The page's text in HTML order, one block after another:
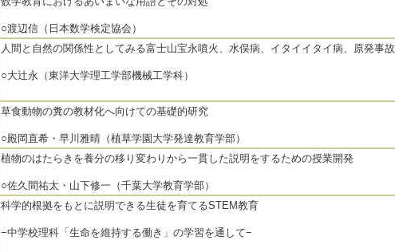
○渡辺信（日本数学検定協会）
人間と自然の関係性としてみる富士山宝永噴火、水俣病、イタイイタイ病、原発事故
○大辻永（東洋大学理工学部機械工学科）
草食動物の糞の教材化へ向けての基礎的研究
○殿岡直希・早川雅晴（植草学園大学発達教育学部）
植物のはたらきを養分の移り変わりから一貫した説明をするための授業開発
○佐久間祐太・山下修一（千葉大学教育学部）
科学的根拠をもとに説明できる生徒を育てるSTEM教育
−中学校理科「生命を維持する働き」の学習を通して−